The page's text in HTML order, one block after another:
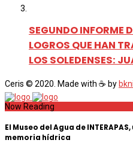
SEGUNDO INFORME
LOGROS QUE HAN
LOS SOLEDENSES:
Ceris © 2020. Made with ☕ by
Now Reading
El Museo del Agua de
memoria hídrica